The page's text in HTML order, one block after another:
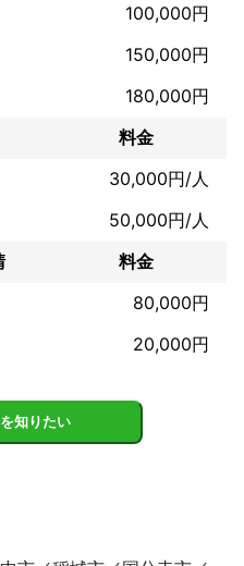
100,000円
150,000円
180,000円
料金
30,000円/人
50,000円/人
料金
80,000円
20,000円
知りたい